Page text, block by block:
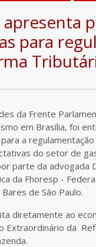
apresenta
para
da Frente
em Brasília, foi
a
do setor de
parte da advogada
da Fhoresp -
de São Paulo.
diretamente ao
Extraordinário da